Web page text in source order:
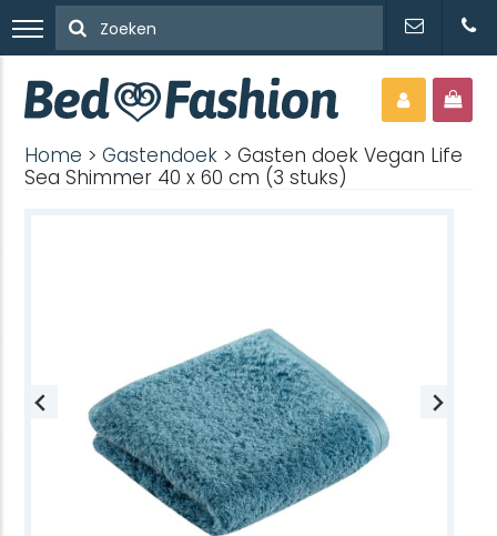
Home >Gastendoek > Gasten doek Vegan Life
Sea Shimmer 40 x 60 cm (3 stuks)